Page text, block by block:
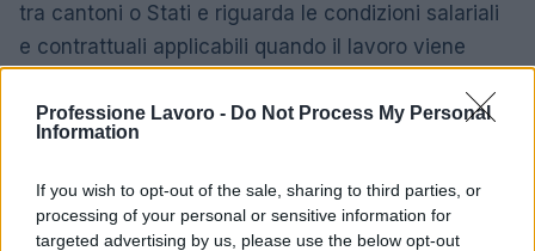
Professione Lavoro - Do Not Process My Personal
Information
If you wish to opt-out of the sale, sharing to third parties, or
processing of your personal or sensitive information for
targeted advertising by us, please use the below opt-out
tra cantoni o Stati e riguarda le condizioni salariali
e contrattuali applicabili quando il lavoro viene
La conoscenza di questi tre ambiti è essenziale per
Freiburger Waldwirtschaftdatori di lavoro,
rappresentanti sindacali e lavoratori devono